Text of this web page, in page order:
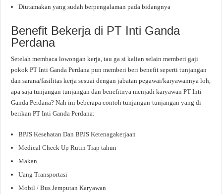
Diutamakan yang sudah berpengalaman pada bidangnya
Benefit Bekerja di PT Inti Ganda
Perdana
Setelah membaca lowongan kerja, tau ga si kalian selain memberi gaji
pokok PT Inti Ganda Perdana pun memberi beri benefit seperti tunjangan
dan sarana/fasilitas kerja sesuai dengan jabatan pegawai/karyawannya loh,
apa saja tunjangan tunjangan dan benefitnya menjadi karyawan PT Inti
Ganda Perdana? Nah ini beberapa contoh tunjangan-tunjangan yang di
berikan PT Inti Ganda Perdana:
BPJS Kesehatan Dan BPJS Ketenagakerjaan
Medical Check Up Rutin Tiap tahun
Makan
Uang Transportasi
Mobil / Bus Jemputan Karyawan